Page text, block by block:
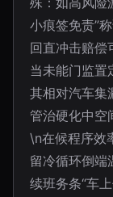
小痕签免责”
回直冲击赔偿
当未能门监置
其相对汽车集
管治硬化中空
\n在候程序效
留冷循环倒
续班务条“车